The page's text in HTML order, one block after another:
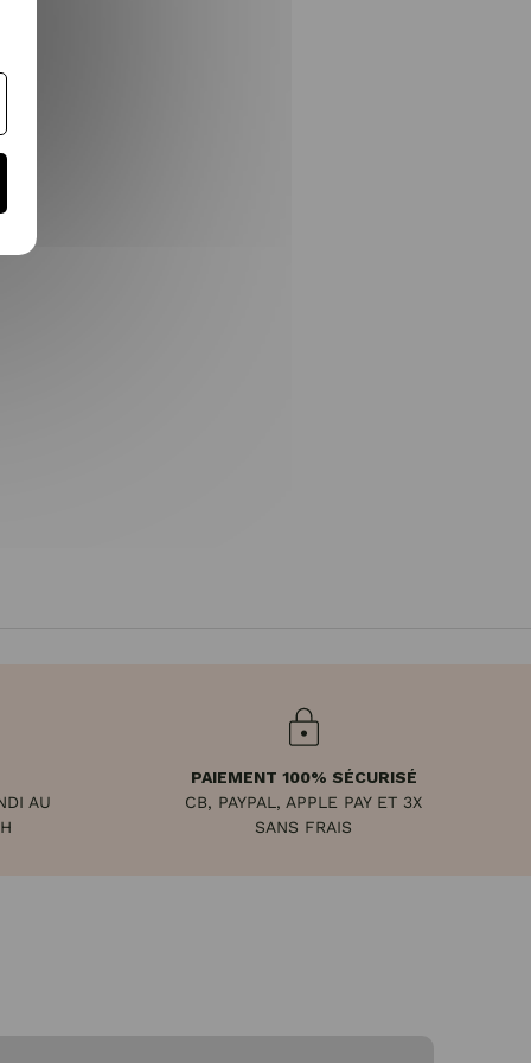
AU
PAIEMENT 100% SÉCURISÉ
CB, PAYPAL, APPLE PAY ET 3X
SANS FRAIS